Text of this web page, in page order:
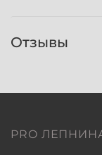
Отзывы
PRO